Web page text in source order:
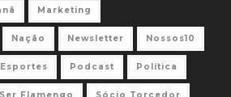
Marketing
Nação Newsletter Nossos10
Podcast Política